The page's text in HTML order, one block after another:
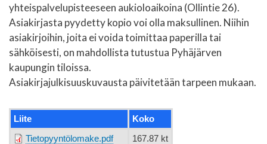
yhteispalvelupisteeseen aukioloaikoina (Ollintie 26).
Asiakirjasta pyydetty kopio voi olla maksullinen. Niihin
asiakirjoihin, joita ei voida toimittaa paperilla tai
sähköisesti, on mahdollista tutustua Pyhäjärven
kaupungin tiloissa.
Asiakirjajulkisuuskuvausta päivitetään tarpeen mukaan.
Liite Koko
Tietopyyntölomake.pdf 167.87 kt